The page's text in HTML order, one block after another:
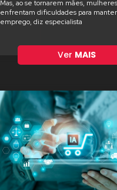
Mas, ao se tornarem mães,
enfrentam dificuldades para
emprego, diz especialista
Ver MAIS